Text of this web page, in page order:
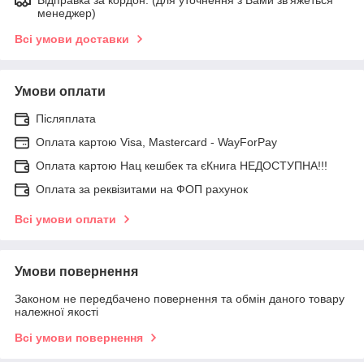
менеджер)
Всі умови доставки
Умови оплати
Післяплата
Оплата картою Visa, Mastercard - WayForPay
Оплата картою Нац кешбек та єКнига НЕДОСТУПНА!!!
Оплата за реквізитами на ФОП рахунок
Всі умови оплати
Умови повернення
Законом не передбачено повернення та обмін даного товару
належної якості
Всі умови повернення